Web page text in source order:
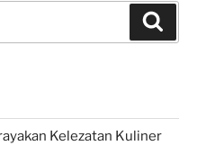
Kelezatan Kuliner